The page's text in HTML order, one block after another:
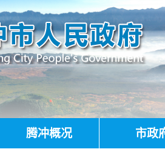
腾冲概况 市政